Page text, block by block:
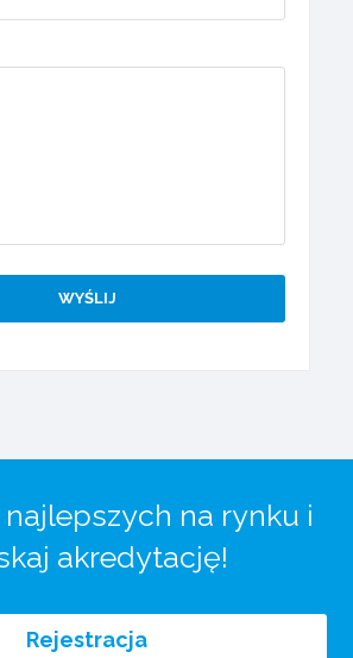
najlepszych na rynku i
akredytację!
Rejestracja